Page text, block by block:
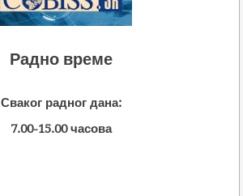
Радно време
Сваког радног дана:
7.00-15.00 часова